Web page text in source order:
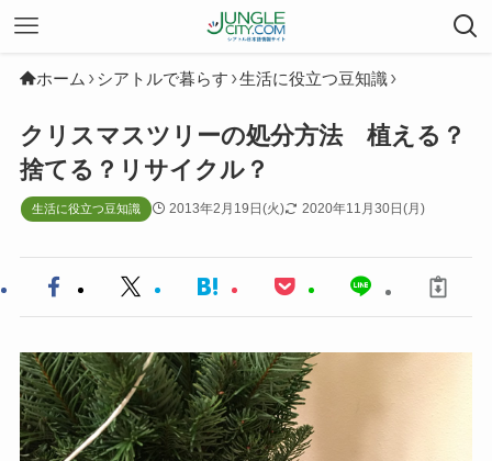
ホーム シアトルで暮らす 生活に役立つ豆知識
クリスマスツリーの処分方法 植える？
捨てる？リサイクル？
生活に役立つ豆知識 2013年2月19日(火) 2020年11月30日(月)